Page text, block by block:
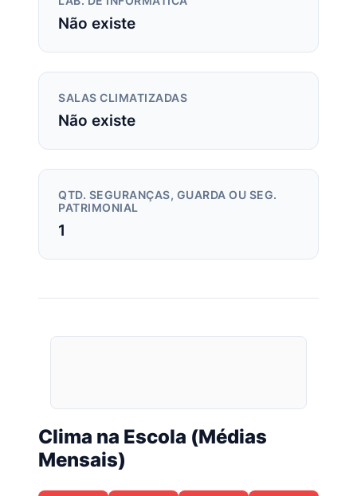
Não existe
SALAS CLIMATIZADAS
Não existe
QTD. SEGURANÇAS, GUARDA OU SEG.
PATRIMONIAL
1
Clima na Escola (Médias
Mensais)